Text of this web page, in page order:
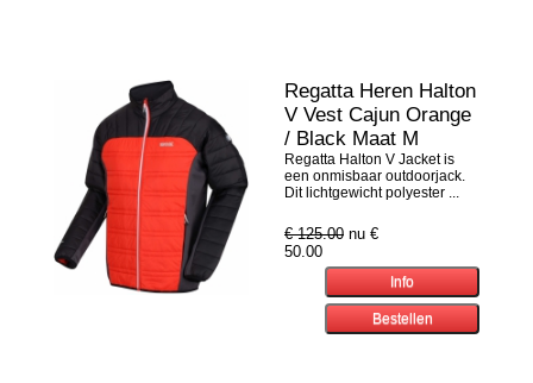
Regatta Heren Halton
V Vest Cajun Orange
/ Black Maat M
Regatta Halton V Jacket is
een onmisbaar outdoorjack.
Dit lichtgewicht polyester ...
€ 125.00 nu €
50.00